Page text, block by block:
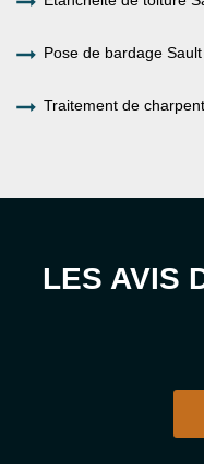
Pose de bardage
Traitement de
LES AVIS